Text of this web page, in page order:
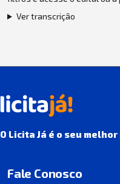
Ver transcrição
O Licita Já é o seu
Fale Conosco